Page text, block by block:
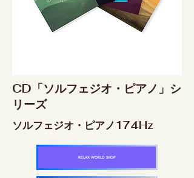
CD「ソルフェジオ・ピアノ」シ
リーズ
ソルフェジオ・ピアノ174Hz
RELAX WORLD SHOP